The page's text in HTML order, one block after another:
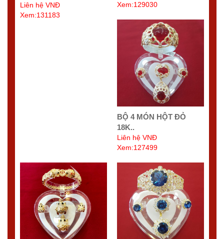
Liên hệ VNĐ
Xem:131183
Xem:129030
BỘ 4 MÓN HỘT ĐỎ
18K..
Liên hệ VNĐ
Xem:127499